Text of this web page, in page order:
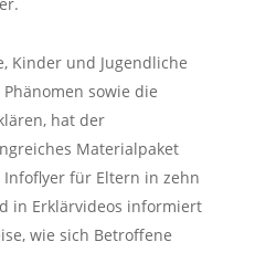
Kinder und Jugendliche
sowie die
hat der
Materialpaket
für Eltern in zehn
in Erklärvideos informiert
wie sich Betroffene